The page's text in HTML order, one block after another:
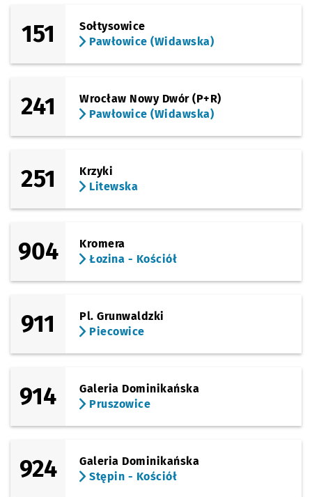
151
Sołtysowice
Pawłowice (Widawska)
241
Wrocław Nowy Dwór (P+R)
Pawłowice (Widawska)
251
Krzyki
Litewska
904
Kromera
Łozina - Kościół
911
Pl. Grunwaldzki
Piecowice
914
Galeria Dominikańska
Pruszowice
924
Galeria Dominikańska
Stępin - Kościół